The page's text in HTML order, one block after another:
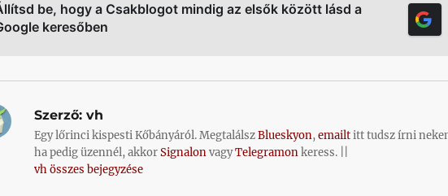
be, hogy a Csakblogot mindig az elsők között lásd a
keresőben
Szerző:vh
Egy lőrinci kispesti Kőbányáról. MegtalálszBlueskyon,emailtitt tudsz írni
ha pedig üzennél, akkorSignalonvagyTelegramonkeress. ||
vh összes bejegyzése